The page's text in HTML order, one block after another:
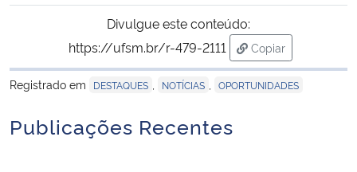
Divulgue este conteúdo:
https://ufsm.br/r-479-2111
Copiar
para área de
Registrado em
DESTAQUES NOTÍCIAS OPORTUNIDADES
Publicações Recentes